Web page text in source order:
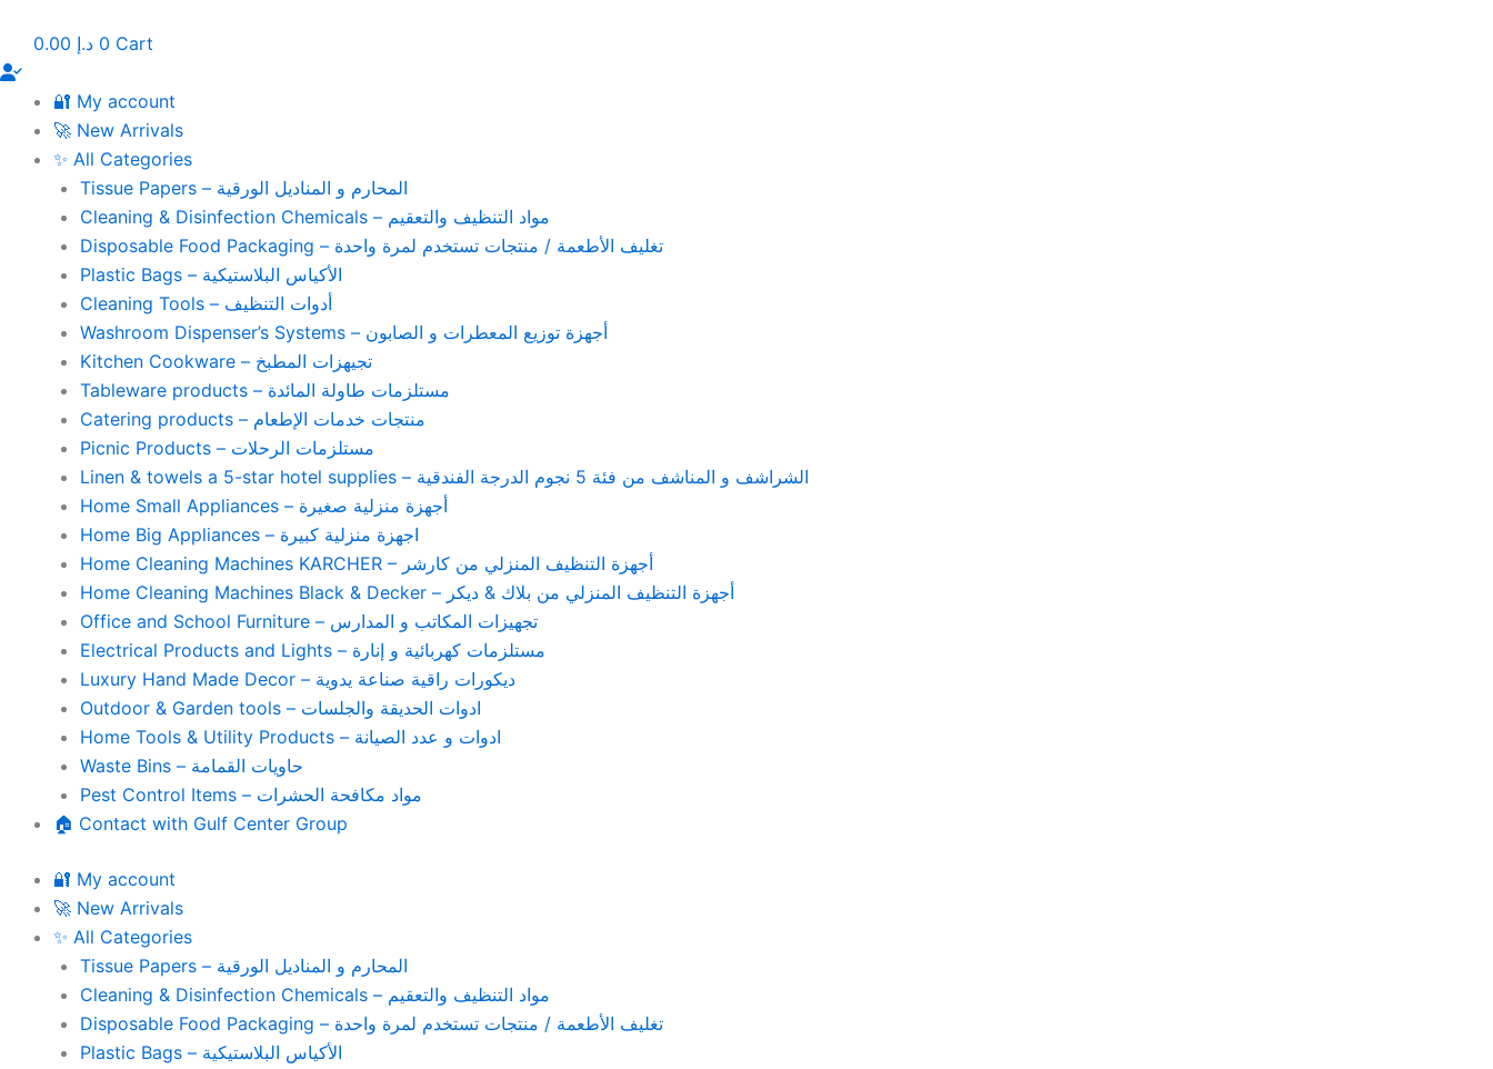
content
د.إ 0 Cart
🔐 My account
🚀 New Arrivals
✨ All Categories
Tissue Papers – المحارم و المناديل الورقية
Cleaning & Disinfection Chemicals – مواد التنظيف والتعقيم
Disposable Food Packaging – تغليف الأطعمة / منتجات تستخدم لمرة واحدة
Plastic Bags – الأكياس البلاستيكية
Cleaning Tools – أدوات التنظيف
Washroom Dispenser’s Systems – أجهزة توزيع المعطرات و الصابون
Kitchen Cookware – تجيهزات المطبخ
Tableware products – مستلزمات طاولة المائدة
Catering products – منتجات خدمات الإطعام
Picnic Products – مستلزمات الرحلات
Linen & towels a 5-star hotel supplies – الشراشف و المناشف من فئة 5 نجوم الدرجة الفندقية
Home Small Appliances – أجهزة منزلية صغيرة
Home Big Appliances – اجهزة منزلية كبيرة
Home Cleaning Machines KARCHER – أجهزة التنظيف المنزلي من كارشر
Home Cleaning Machines Black & Decker – أجهزة التنظيف المنزلي من بلاك & ديكر
Office and School Furniture – تجهيزات المكاتب و المدارس
Electrical Products and Lights – مستلزمات كهربائية و إنارة
Luxury Hand Made Decor – ديكورات راقية صناعة يدوية
Outdoor & Garden tools – ادوات الحديقة والجلسات
Home Tools & Utility Products – ادوات و عدد الصيانة
Waste Bins – حاويات القمامة
Pest Control Items – مواد مكافحة الحشرات
🏠 Contact with Gulf Center Group
🔐 My account
🚀 New Arrivals
✨ All Categories
Tissue Papers – المحارم و المناديل الورقية
Cleaning & Disinfection Chemicals – مواد التنظيف والتعقيم
Disposable Food Packaging – تغليف الأطعمة / منتجات تستخدم لمرة واحدة
Plastic Bags – الأكياس البلاستيكية